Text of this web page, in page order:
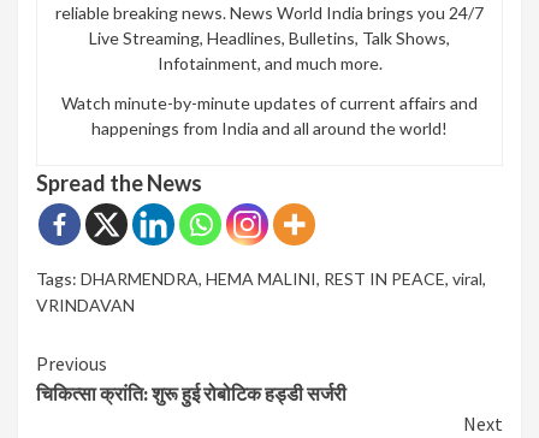
reliable breaking news. News World India brings you 24/7
Live Streaming, Headlines, Bulletins, Talk Shows,
Infotainment, and much more.
Watch minute-by-minute updates of current affairs and
happenings from India and all around the world!
Spread the News
Tags: DHARMENDRA, HEMA MALINI, REST IN PEACE, viral,
VRINDAVAN
Continue
Reading
Previous
चिकित्सा क्रांति: शुरू हुई रोबोटिक हड्डी सर्जरी
Next